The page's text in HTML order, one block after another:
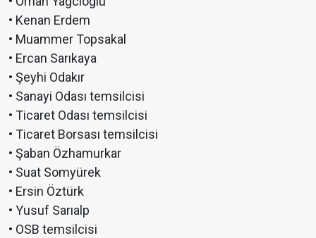
• Kenan Erdem
• Muammer Topsakal
• Ercan Sarıkaya
• Şeyhi Odakır
• Sanayi Odası temsilcisi
• Ticaret Odası temsilcisi
• Ticaret Borsası temsilcisi
• Şaban Özhamurkar
• Suat Somyürek
• Ersin Öztürk
• Yusuf Sarıalp
• OSB temsilcisi